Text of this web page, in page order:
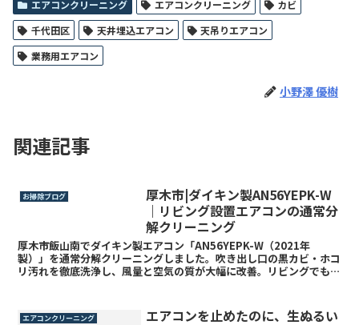
エアコンクリーニング エアコンクリーニング
カビ
千代田区
天井埋込エアコン
天吊りエアコン
業務用エアコン
小野澤 優樹
関連記事
お掃除ブログ
厚木市|ダイキン製AN56YEPK-W
｜リビング設置エアコンの通常分
解クリーニング
厚木市飯山南でダイキン製エアコン「AN56YEPK-W（2021年
製）」を通常分解クリーニングしました。吹き出し口の黒カビ・ホコ
リ汚れを徹底洗浄し、風量と空気の質が大幅に改善。リビングでも快
エアコンクリーニング
エアコンを止めたのに、生ぬるい